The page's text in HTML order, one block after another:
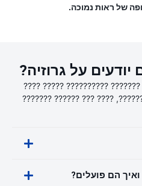
של ראות נמוכה.
על גרוזיה?
?????? ???????? ????? ??
???? ??? ?????? ???????
הם פועלים?